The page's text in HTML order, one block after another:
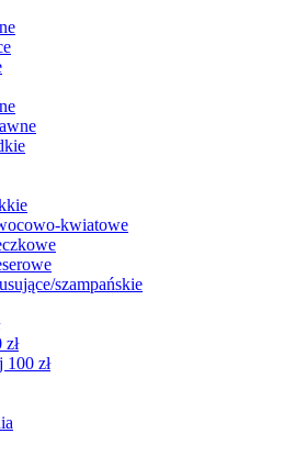
kwiatowe
szampańskie
zł
100 zł